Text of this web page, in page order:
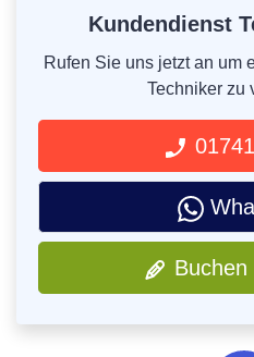
Kundendienst
Rufen Sie uns jetzt an um
Techniker zu
Buchen